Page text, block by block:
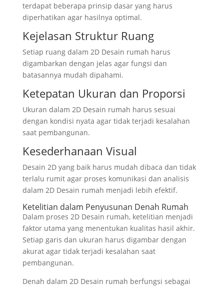
terdapat beberapa prinsip dasar yang harus
diperhatikan agar hasilnya optimal.
Kejelasan Struktur Ruang
Setiap ruang dalam 2D Desain rumah harus
digambarkan dengan jelas agar fungsi dan
batasannya mudah dipahami.
Ketepatan Ukuran dan Proporsi
Ukuran dalam 2D Desain rumah harus sesuai
dengan kondisi nyata agar tidak terjadi kesalahan
saat pembangunan.
Kesederhanaan Visual
Desain 2D yang baik harus mudah dibaca dan tidak
terlalu rumit agar proses komunikasi dan analisis
dalam 2D Desain rumah menjadi lebih efektif.
Ketelitian dalam Penyusunan Denah Rumah
Dalam proses 2D Desain rumah, ketelitian menjadi
faktor utama yang menentukan kualitas hasil akhir.
Setiap garis dan ukuran harus digambar dengan
akurat agar tidak terjadi kesalahan saat
pembangunan.
Denah dalam 2D Desain rumah berfungsi sebagai